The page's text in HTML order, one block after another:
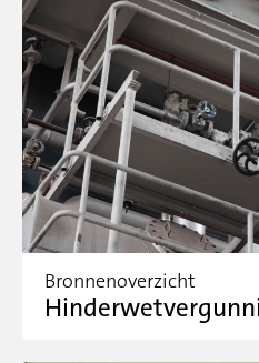
Bronnenoverzicht